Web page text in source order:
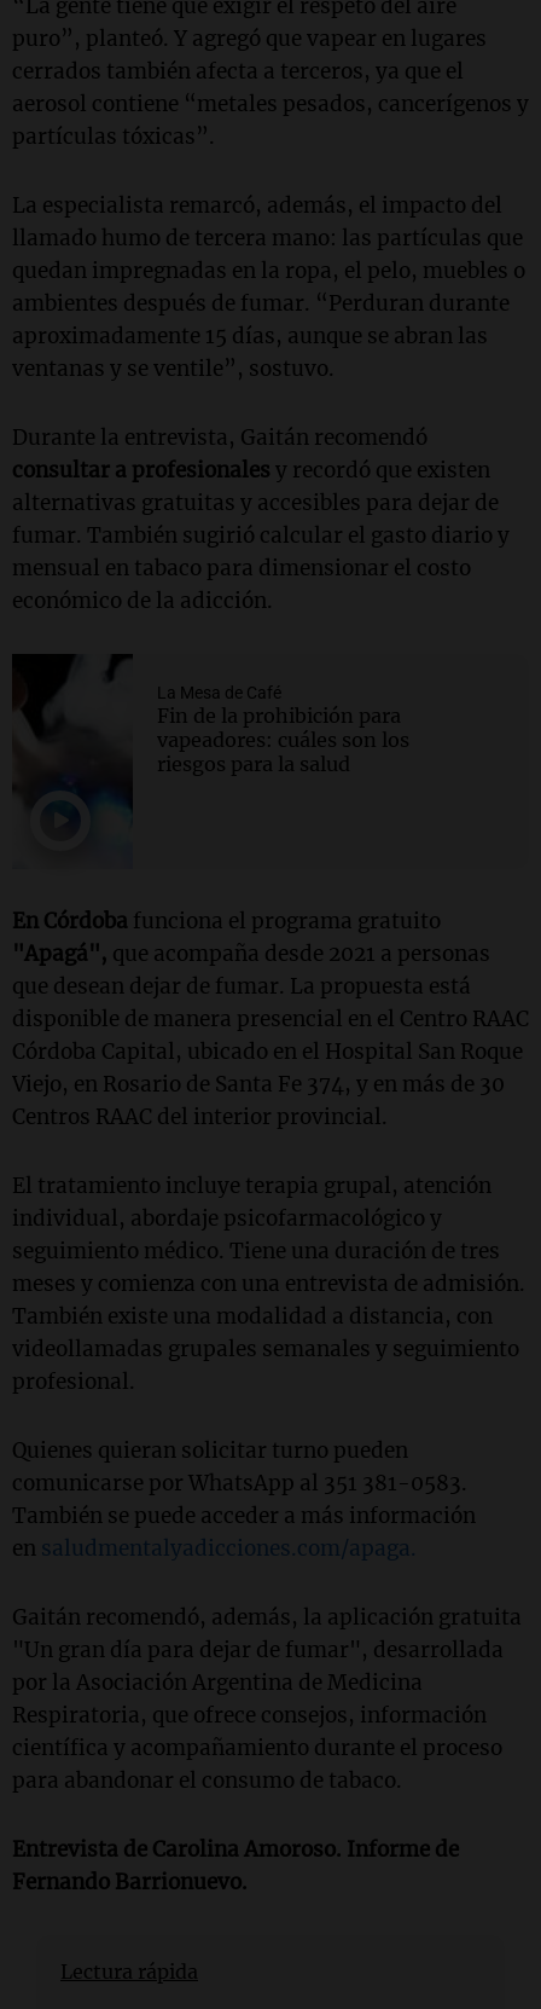
“La gente tiene que exigir el respeto del aire
puro”, planteó. Y agregó que vapear en lugares
cerrados también afecta a terceros, ya que el
aerosol contiene “metales pesados, cancerígenos y
partículas tóxicas”.
La especialista remarcó, además, el impacto del
llamado humo de tercera mano: las partículas que
quedan impregnadas en la ropa, el pelo, muebles o
ambientes después de fumar. “Perduran durante
aproximadamente 15 días, aunque se abran las
ventanas y se ventile”, sostuvo.
Durante la entrevista, Gaitán recomendó
consultar a profesionales y recordó que existen
alternativas gratuitas y accesibles para dejar de
fumar. También sugirió calcular el gasto diario y
mensual en tabaco para dimensionar el costo
económico de la adicción.
La Mesa de Café
Fin de la prohibición para
vapeadores: cuáles son los
riesgos para la salud
En Córdoba funciona el programa gratuito
"Apagá", que acompaña desde 2021 a personas
que desean dejar de fumar. La propuesta está
disponible de manera presencial en el Centro RAAC
Córdoba Capital, ubicado en el Hospital San Roque
Viejo, en Rosario de Santa Fe 374, y en más de 30
Centros RAAC del interior provincial.
El tratamiento incluye terapia grupal, atención
individual, abordaje psicofarmacológico y
seguimiento médico. Tiene una duración de tres
meses y comienza con una entrevista de admisión.
También existe una modalidad a distancia, con
videollamadas grupales semanales y seguimiento
profesional.
Quienes quieran solicitar turno pueden
comunicarse por WhatsApp al 351 381-0583.
También se puede acceder a más información
en saludmentalyadicciones.com/apaga.
Gaitán recomendó, además, la aplicación gratuita
"Un gran día para dejar de fumar", desarrollada
por la Asociación Argentina de Medicina
Respiratoria, que ofrece consejos, información
científica y acompañamiento durante el proceso
para abandonar el consumo de tabaco.
Entrevista de Carolina Amoroso. Informe de
Fernando Barrionuevo.
Lectura rápida